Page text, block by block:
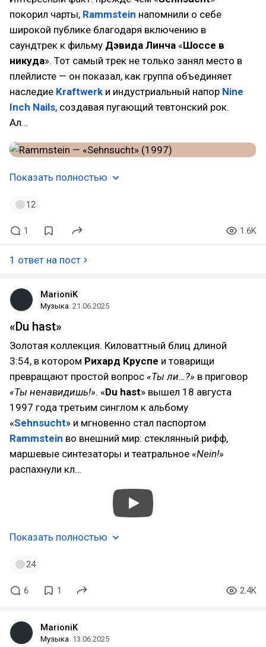
покорил чарты, Rammstein напомнили о себе
широкой публике благодаря включению в
саундтрек к фильму Дэвида Линча «Шоссе в
никуда». Тот самый трек не только занял место в
плейлисте — он показал, как группа объединяет
наследие Kraftwerk и индустриальный напор Nine
Inch Nails, создавая пугающий тевтонский рок.
Ал…
Показать полностью
12
1 1.6K
1 ответ на пост
MarioniK
Музыка 21.06.2025
«Du hast»
Золотая коллекция. Киловаттный блиц длиной
3:54, в котором Рихард Круспе и товарищи
превращают простой вопрос «Ты ли…?» в приговор
«Ты ненавидишь!». «Du hast» вышел 18 августа
1997 года третьим синглом к альбому
«Sehnsucht» и мгновенно стал паспортом
Rammstein во внешний мир: стеклянный рифф,
маршевые синтезаторы и театральное «Nein!»
распахнули кл…
Показать полностью
24
6 1 2.4K
MarioniK
Музыка 13.06.2025